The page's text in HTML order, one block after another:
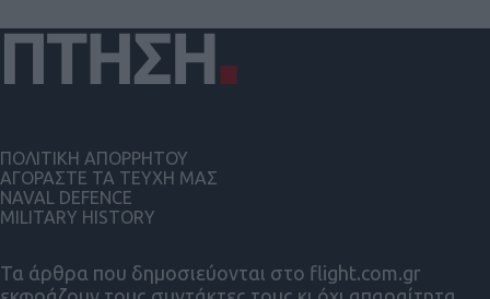
Τα άρθρα που δημοσιεύονται στο flight.com.gr
ΠΟΛΙΤΙΚΗ ΑΠΟΡΡΗΤΟΥ
ΑΓΟΡΑΣΤΕ ΤΑ ΤΕΥΧΗ ΜΑΣ
NAVAL DEFENCE
MILITARY HISTORY